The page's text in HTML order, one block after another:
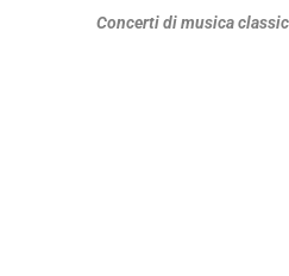
Concerti di musica